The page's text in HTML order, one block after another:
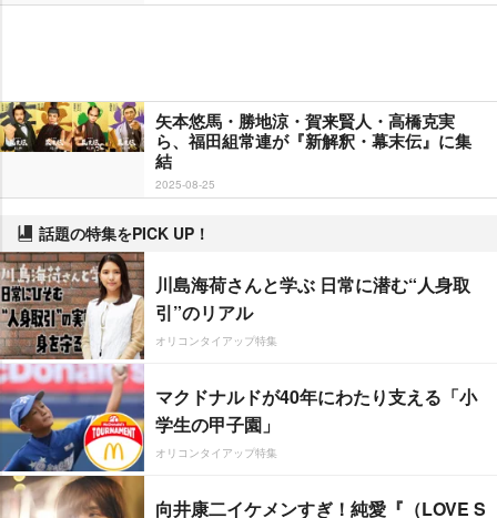
矢本悠馬・勝地涼・賀来賢人・高橋克実
ら、福田組常連が『新解釈・幕末伝』に集
結
2025-08-25
話題の特集をPICK UP！
川島海荷さんと学ぶ 日常に潜む“人身取
引”のリアル
オリコンタイアップ特集
マクドナルドが40年にわたり支える「小
学生の甲子園」
オリコンタイアップ特集
向井康二イケメンすぎ！純愛『（LOVE S